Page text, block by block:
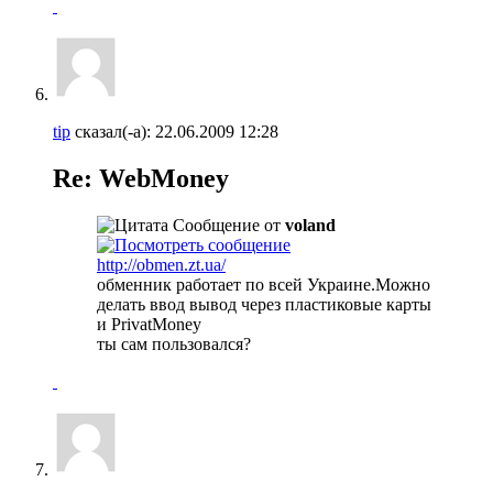
tip сказал(-а): 22.06.2009 12:28
Re: WebMoney
Сообщение от voland
http://obmen.zt.ua/
обменник работает по всей Украине.Можно
делать ввод вывод через пластиковые карты
и PrivatMoney
ты сам пользовался?